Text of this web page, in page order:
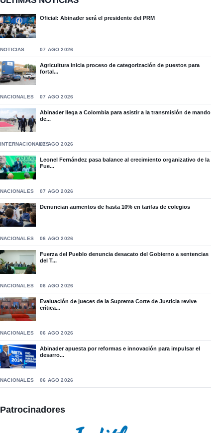
Oficial: Abinader será el presidente del PRM
NOTICIAS 07 AGO 2026
Agricultura inicia proceso de categorización de puestos para
fortal...
NACIONALES 07 AGO 2026
Abinader llega a Colombia para asistir a la transmisión de mando
de...
INTERNACIONALES07 AGO 2026
Leonel Fernández pasa balance al crecimiento organizativo de la
Fue...
NACIONALES 07 AGO 2026
Denuncian aumentos de hasta 10% en tarifas de colegios
NACIONALES 06 AGO 2026
Fuerza del Pueblo denuncia desacato del Gobierno a sentencias
del T...
NACIONALES 06 AGO 2026
Evaluación de jueces de la Suprema Corte de Justicia revive
crítica...
NACIONALES 06 AGO 2026
Abinader apuesta por reformas e innovación para impulsar el
desarro...
NACIONALES 06 AGO 2026
Patrocinadores